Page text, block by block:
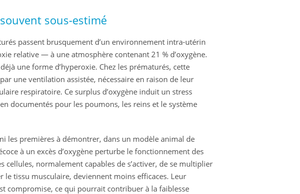
sous-estimé
passent brusquement d’un environnement intra-utérin
relative — à une atmosphère contenant 21 % d’oxygène.
une forme d’hyperoxie. Chez les prématurés, cette
une ventilation assistée, nécessaire en raison de leur
respiratoire. Ce surplus d’oxygène induit un stress
documentés pour les poumons, les reins et le système
les premières à démontrer, dans un modèle animal de
à un excès d’oxygène perturbe le fonctionnement des
cellules, normalement capables de s’activer, de se multiplier
le tissu musculaire, deviennent moins efficaces. Leur
compromise, ce qui pourrait contribuer à la faiblesse